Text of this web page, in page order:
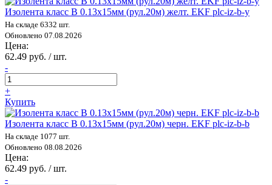
Изолента класс В 0.13х15мм (рул.20м) желт. EKF plc-iz-b-y
На складе 6332 шт.
Обновлено 07.08.2026
Цена:
62.49 руб. / шт.
-
+
Купить
Изолента класс В 0.13х15мм (рул.20м) черн. EKF plc-iz-b-b
На складе 1077 шт.
Обновлено 08.08.2026
Цена:
62.49 руб. / шт.
-